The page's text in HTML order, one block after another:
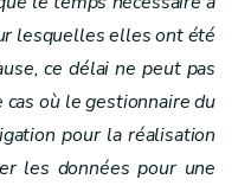
lesquelles elles ont été
ce délai ne peut pas
cas où le gestionnaire du
pour la réalisation
les données pour une